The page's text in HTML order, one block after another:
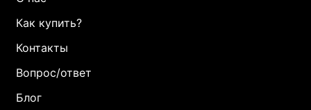
Как купить?
Контакты
Вопрос/ответ
Блог